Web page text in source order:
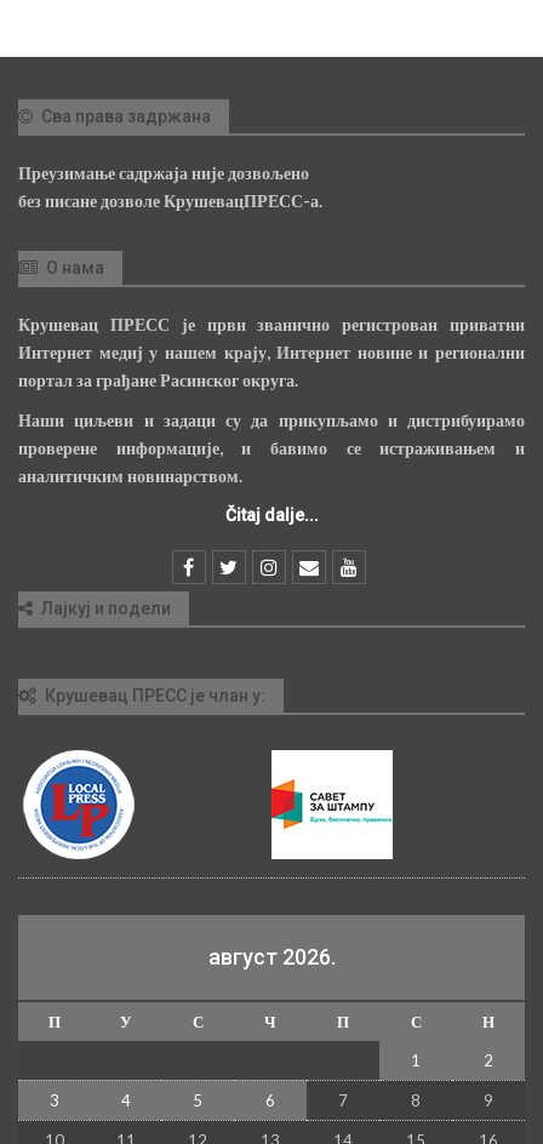
Сва права задржана
Преузимање садржаја није дозвољено
без писане дозволе КрушевацПРЕСС-а.
О нама
Крушевац ПРЕСС је први званично регистрован приватни
Интернет медиј у нашем крају, Интернет новине и регионални
портал за грађане Расинског округа.
Наши циљеви и задаци су да прикупљамо и дистрибуирамо
проверене информације, и бавимо се истраживањем и
аналитичким новинарством.
Čitaj dalje...
Лајкуј и подели
Крушевац ПРЕСС је члан у:
август 2026.
П У С Ч П С
Н
1
2
3 4 5 6 7 8 9